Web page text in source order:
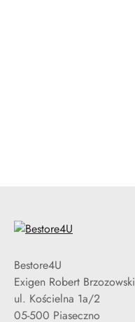
Bestore4U
Exigen Robert Brzozowski
ul. Kościelna 1a/2
05-500 Piaseczno